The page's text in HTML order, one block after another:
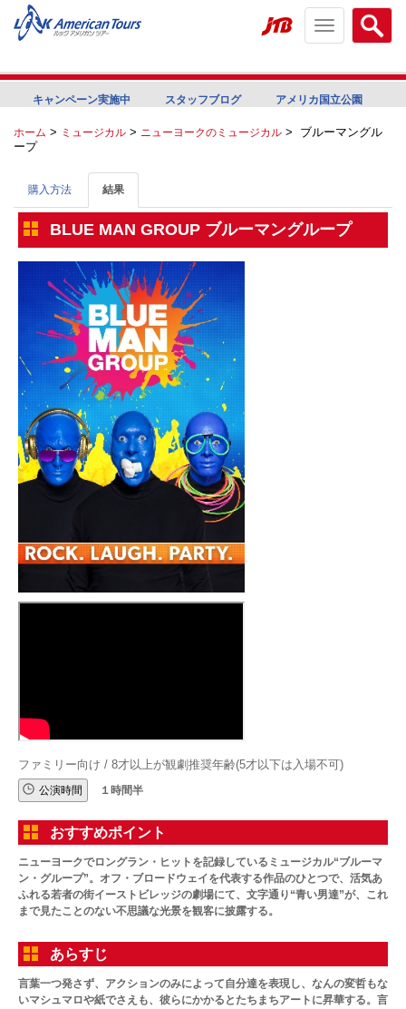
Search
menu
Toggle
navigation
キャンペーン実施中 スタッフブログ アメリカ国立公園
ホーム > ミュージカル > ニューヨークのミュージカル >
ブルーマングル
ープ
購入方法 結果
BLUE MAN GROUP ブルーマングループ
ファミリー向け / 8才以上が観劇推奨年齢(5才以下は入場不可)
公演時間 １時間半
おすすめポイント
ニューヨークでロングラン・ヒットを記録しているミュージカル“ブルーマ
ン・グループ”。オフ・ブロードウェイを代表する作品のひとつで、活気あ
ふれる若者の街イーストビレッジの劇場にて、文字通り“青い男達”が、これ
まで見たことのない不思議な光景を観客に披露する。
あらすじ
言葉一つ発さず、アクションのみによって自分達を表現し、なんの変哲もな
いマシュマロや紙でさえも、彼らにかかるとたちまちアートに昇華する。言